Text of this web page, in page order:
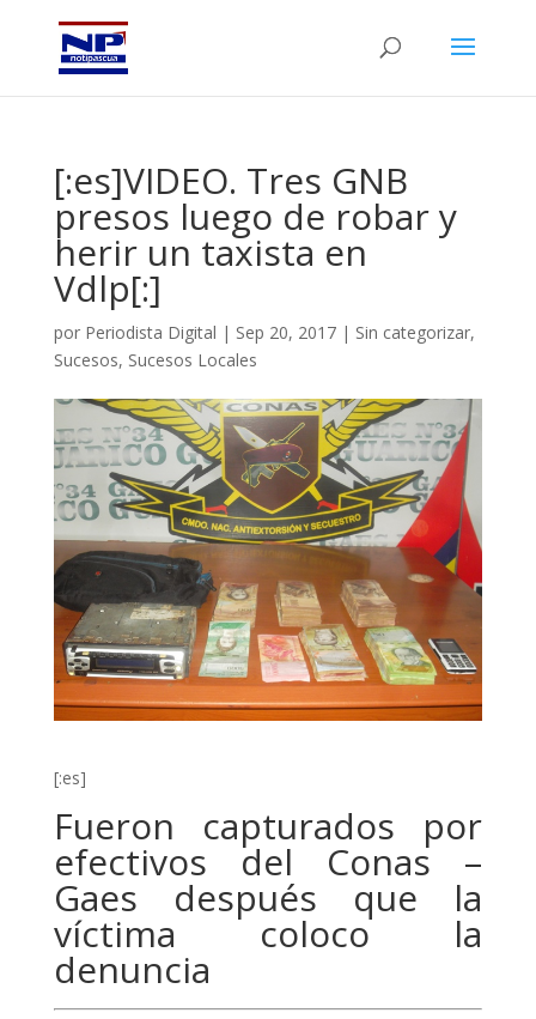
[:es]VIDEO. Tres GNB
presos luego de robar y
herir un taxista en
Vdlp[:]
por Periodista Digital | Sep 20, 2017| Sin categorizar,
Sucesos, Sucesos Locales
[:es]
Fueron capturados por
efectivos del Conas –
Gaes después que la
víctima coloco la
denuncia